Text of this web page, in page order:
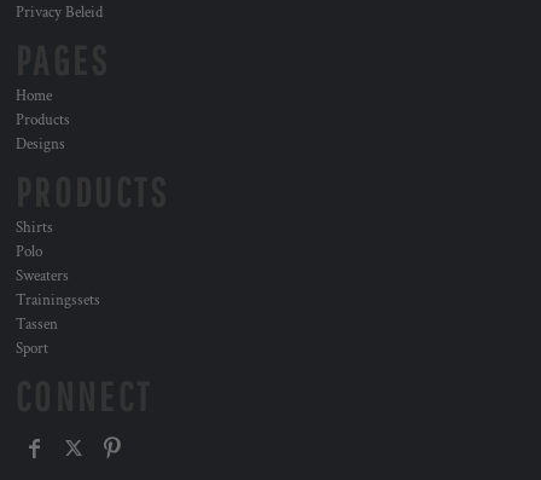
Privacy Beleid
Home
Products
Designs
Shirts
Polo
Sweaters
Trainingssets
Tassen
Sport